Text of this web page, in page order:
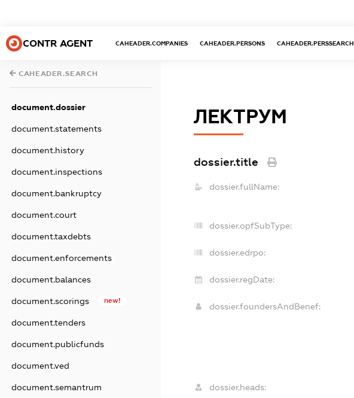
CONTR AGENT CAHEADER.COMPANIES CAHEADER.PERSONS CAHEADER.PERSSEARCH
CAHEADER.SEARCH
document.dossier
document.statements
document.history
document.inspections
document.bankruptcy
document.court
document.taxdebts
document.enforcements
document.balances
document.scorings new!
document.tenders
document.publicfunds
document.ved
document.semantrum
ЛЕКТРУМ
dossier.title
dossier.fullName:
dossier.opfSubType:
dossier.edrpo:
dossier.regDate:
dossier.foundersAndBenef:
dossier.heads: